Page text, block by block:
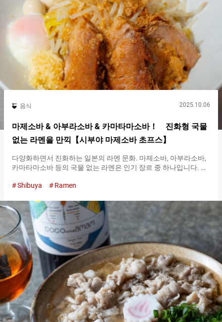
００년이 넘었다고 합니다. 전통적인 일본 민가의 분위기를 느낄
수 있는, 차분한 공간입니다. 입구에 들어서자마자 있는 곳에는 카
운터석이 있습니다. 주방의 모습이나 가득 늘어선 오뎅 냄비를 보
면서 요리와 술을 맛볼 수 있는 특등석입니다. 『오뎅 캇포우 히데
（Oden Kappou Hide）』는…
음식 2025.10.06
마제소바 & 아부라소바 & 카마타마소바！ 진화형 국물
없는 라멘을 만끽【시부야 마제소바 초프스】
다양화하면서 진화하는 일본의 라멘 문화. 마제소바, 아부라소바,
카마타마소바 등의 국물 없는 라멘은 인기 장르 중 하나입니다. 이
맛볼 수 있는 전문점이 『시부야 마제소바 초프스（Shibuya
바의 차이에 대해 명확한 정의는 없습니다. 그리고 소바라고 명명
되어 있지만, 각각의 면은 일본 음식에서 사용되는 일반적인 소바
와는 다르며, 라멘과 동일합니다. 참고로 『시부야 마제소바 초프
스（Shibuya Mazesoba Chops）』에서는, 두 종류의 신경을 쓰인
면을 사용하여 라멘과 마제소바・아부라소바・카마타마소바로
나누고 있습니다. 아부라소바는, 기름과 주로 간장 베이스의 소스
를 면과 섞어 먹는 심플하고 클래식한 요리입니다. 기름이라는 이
름이 붙어 있지만, 과도하게 기름지다는 의미는 아닙니다. 마제소
바는, 아부라소바에서 파생된 메뉴입니다. 소스와 재료와 면을 섞
어 먹는 방법은 아부라소바와 같지만, 양념이나 토핑에 자유도가
높아 현대적인 창작 면이라고 할 수 있습니다. 또한, 카마타마소바
는, 카마타마 우동의 라멘…
Shibuya Ramen